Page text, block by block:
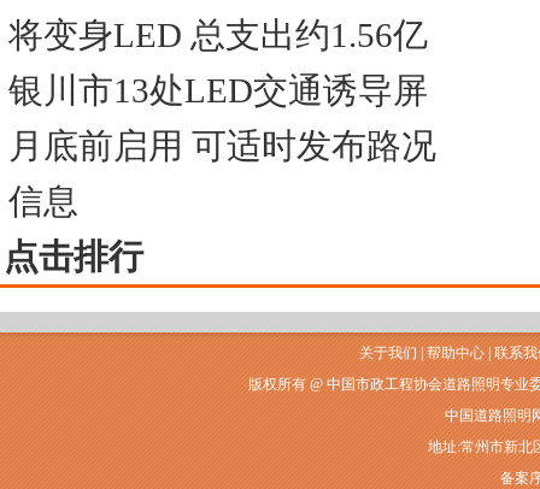
将变身LED 总支出约1.56亿
银川市13处LED交通诱导屏
月底前启用 可适时发布路况
信息
点击排行
关于我们 帮助中心 联系
版权所有 @ 中国市政工程协会道路照明专
中国道路照明
地址:常州市新北
备案